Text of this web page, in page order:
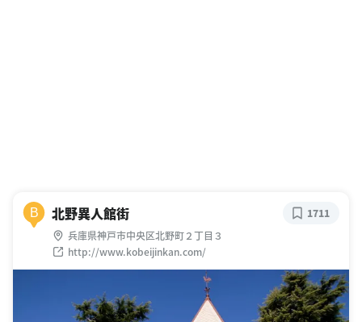
B 北野異人館街
兵庫県神戸市中央区北野町２丁目３
http://www.kobeijinkan.com/
1711